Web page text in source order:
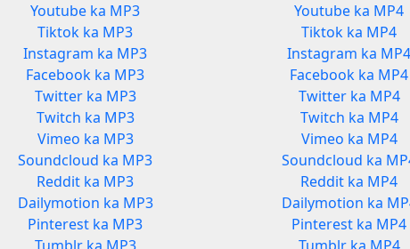
Youtube ka MP3
Tiktok ka MP3
Instagram ka MP3
Facebook ka MP3
Twitter ka MP3
Twitch ka MP3
Vimeo ka MP3
Soundcloud ka MP3
Reddit ka MP3
Dailymotion ka MP3
Pinterest ka MP3
Youtube ka MP4
Tiktok ka MP4
Instagram ka MP4
Facebook ka MP4
Twitter ka MP4
Twitch ka MP4
Vimeo ka MP4
Soundcloud ka
Reddit ka MP4
Dailymotion ka
Pinterest ka MP4